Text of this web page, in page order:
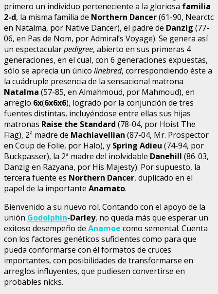
primero un individuo perteneciente a la gloriosa familia
2-d, la misma familia de Northern Dancer(61-90, Nearctc
en Natalma, por Native Dancer), el padre de Danzig (77-
06, en Pas de Nom, por Admiral’s Voyage). Se genera así
un espectacularpedigree, abierto en sus primeras 4
generaciones, en el cual, con 6 generaciones expuestas,
sólo se aprecia un único linebred, correspondiendo éste a
la cuádruple presencia de la sensacional matrona
Natalma (57-85, en Almahmoud, por Mahmoud), en
arreglo 6x(6x6x6), logrado por la conjunción de tres
fuentes distintas, incluyéndose entre ellas sus hijas
matronas Raise the Standard (78-04, por Hoist The
Flag), 2ª madre de Machiavellian (87-04, Mr. Prospector
en Coup de Folie, por Halo), y Spring Adieu (74-94, por
Buckpasser), la 2ª madre del inolvidable Danehill (86-03,
Danzig en Razyana, por His Majesty). Por supuesto, la
tercera fuente es Northern Dancer, duplicado en el
papel de la importante Anamato.
Bienvenido a su nuevo rol. Contando con el apoyo de la
unión Godolphin-Darley, no queda más que esperar un
exitoso desempeño de Anamoe como semental. Cuenta
con los factores genéticos suficientes como para que
pueda conformarse con él formatos de cruces
importantes, con posibilidades de transformarse en
arreglos influyentes, que pudiesen convertirse en
probables nicks.